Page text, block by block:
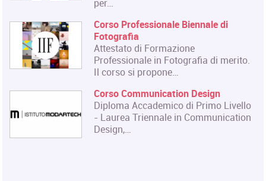
Eventi dell'Arte e dello Spettacolo
Il Master rilascia un Diploma in
Organizzazione degli Eventi dell'Arte
e dello…
Master in Gestione e Innovazione
delle Attività Museali
Il Master in Gestione e Innovazione
delle Attività Museali rilascia un
Diploma in…